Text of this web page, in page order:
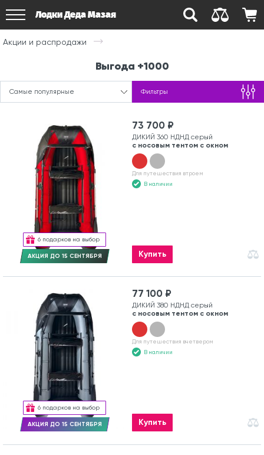
Лодки Деда Мазая
Акции и распродажи
Выгода +1000
Самые популярные Фильтры
6 подарков на выбор
АКЦИЯ ДО 15 СЕНТЯБРЯ
73 700 ₽
ДИКИЙ 360 НДНД серый
с носовым тентом с окном
Для путешествия втроем
В наличии
Купить
6 подарков на выбор
АКЦИЯ ДО 15 СЕНТЯБРЯ
77 100 ₽
ДИКИЙ 380 НДНД серый
с носовым тентом с окном
Для путешествия вчетвером
В наличии
Купить